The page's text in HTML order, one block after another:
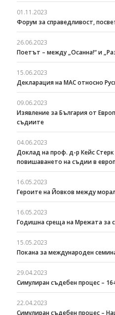
01.11.2023
Форум за справедливост,
26.06.2023
Поетът – между „Осанна!“ и
15.06.2023
Декларация на МАС относно
09.06.2023
Изявление за България от
съдиите
04.06.2023
Доклад на проф. д-р Кейс
повишаването на съдии в
16.05.2023
Героите на Йовков между
16.05.2023
Годишна среща на Мрежата за
15.05.2023
Покана за международен
29.04.2023
Симулиран съдебен процес –
22.04.2023
Симулиран съдебен процес –